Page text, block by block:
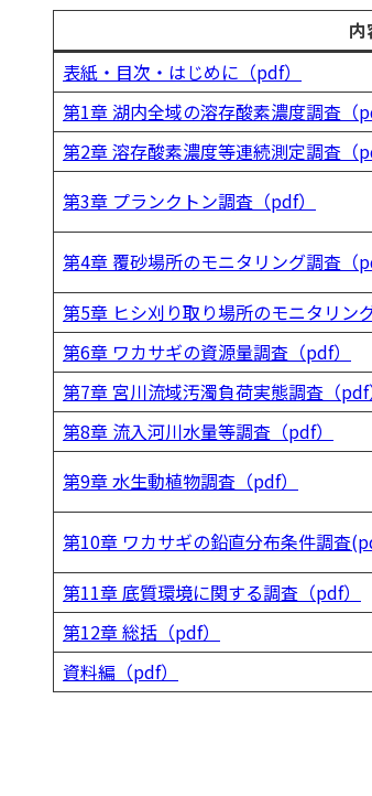
内
表紙・目次・はじめに（pdf）
第1章 湖内全域の溶存酸素濃度調査（
第2章 溶存酸素濃度等連続測定調査（
第3章 プランクトン調査（pdf）
第4章 覆砂場所のモニタリング調査（
第5章 ヒシ刈り取り場所のモニタリン
第6章 ワカサギの資源量調査（pdf）
第7章 宮川流域汚濁負荷実態調査（pdf
第8章 流入河川水量等調査（pdf）
第9章 水生動植物調査（pdf）
第10章 ワカサギの鉛直分布条件調査
第11章 底質環境に関する調査（pdf）
第12章 総括（pdf）
資料編（pdf）